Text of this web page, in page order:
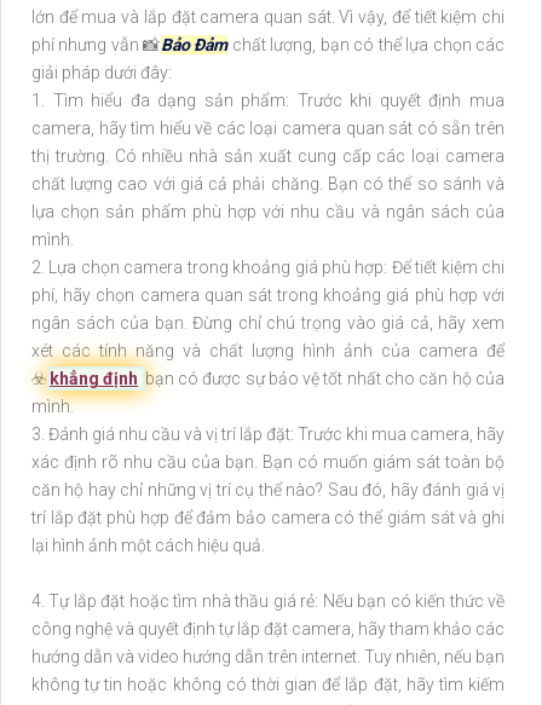
lớn để mua và lắp đặt camera quan sát. Vì vậy, để tiết kiệm chi
phí nhưng vẫn 📸Bảo Đảmchất lượng, bạn có thể lựa chọn các
giải pháp dưới đây:
1. Tìm hiểu đa dạng sản phẩm: Trước khi quyết định mua
camera, hãy tìm hiểu về các loại camera quan sát có sẵn trên
thị trường. Có nhiều nhà sản xuất cung cấp các loại camera
chất lượng cao với giá cả phải chăng. Bạn có thể so sánh và
lựa chọn sản phẩm phù hợp với nhu cầu và ngân sách của
mình.
2. Lựa chọn camera trong khoảng giá phù hợp: Để tiết kiệm chi
phí, hãy chọn camera quan sát trong khoảng giá phù hợp với
ngân sách của bạn. Đừng chỉ chú trọng vào giá cả, hãy xem
xét các tính năng và chất lượng hình ảnh của camera để
☣️ khẳng định bạn có được sự bảo vệ tốt nhất cho căn hộ của
mình.
3. Đánh giá nhu cầu và vị trí lắp đặt: Trước khi mua camera, hãy
xác định rõ nhu cầu của bạn. Bạn có muốn giám sát toàn bộ
căn hộ hay chỉ những vị trí cụ thể nào? Sau đó, hãy đánh giá vị
trí lắp đặt phù hợp để đảm bảo camera có thể giám sát và ghi
lại hình ảnh một cách hiệu quả.
4. Tự lắp đặt hoặc tìm nhà thầu giá rẻ: Nếu bạn có kiến thức về
công nghệ và quyết định tự lắp đặt camera, hãy tham khảo các
hướng dẫn và video hướng dẫn trên internet. Tuy nhiên, nếu bạn
không tự tin hoặc không có thời gian để lắp đặt, hãy tìm kiếm